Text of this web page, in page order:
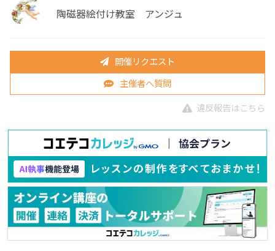
陶磁器絵付け教室 アンジュ
開催リクエスト
主催者へ質問
違反報告はこちら